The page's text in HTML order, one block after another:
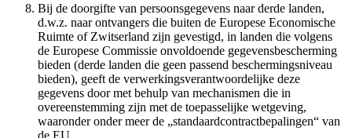
Bij de doorgifte van persoonsgegevens naar derde landen,
d.w.z. naar ontvangers die buiten de Europese Economische
Ruimte of Zwitserland zijn gevestigd, in landen die volgens
de Europese Commissie onvoldoende gegevensbescherming
bieden (derde landen die geen passend beschermingsniveau
bieden), geeft de verwerkingsverantwoordelijke deze
gegevens door met behulp van mechanismen die in
overeenstemming zijn met de toepasselijke wetgeving,
waaronder onder meer de „standaardcontractbepalingen“ van
de EU.